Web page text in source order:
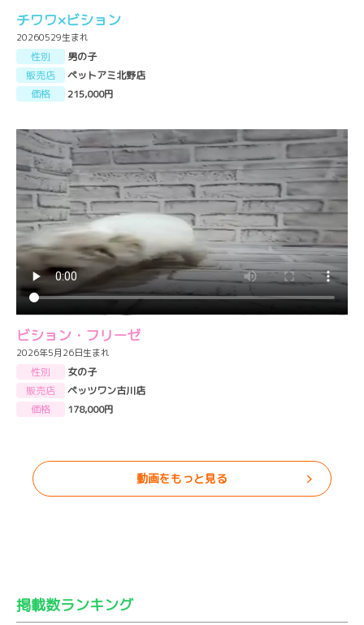
チワワ×ビション
20260529生まれ
性別
男の子
販売店
ペットアミ北野店
価格
215,000円
ビション・フリーゼ
2026年5月26日生まれ
性別
女の子
販売店
ペッツワン古川店
価格
178,000円
動画をもっと見る
掲載数ランキング